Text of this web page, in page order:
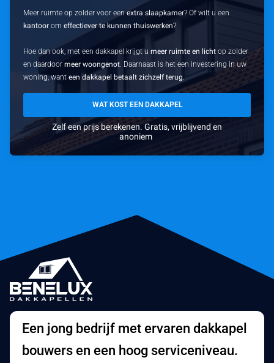
Meer ruimte op zolder voor eenextra slaapkamer? Of wilt u een
kantoor omeffectiever te kunnen thuiswerken?
Hoe dan ook, met een dakkapel krijgt umeer ruimte en licht op zolder
en daardoormeer woongenot . Daarnaast is het een investering in uw
woning, wanteen dakkapel betaalt zichzelf terug
WAT KOST EEN DAKKAPEL
Zelf een prijs berekenen. Gratis, vrijblijvend en
anoniem
Een jong bedrijf met ervaren dakkapel
bouwers en een hoog serviceniveau.